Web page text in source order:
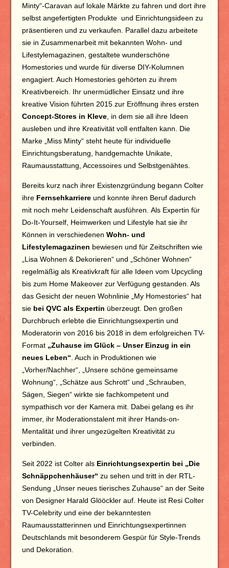
Minty“-Caravan auf lokale Märkte zu fahren und dort ihre
selbst angefertigten Produkte und Einrichtungsideen zu
präsentieren und zu verkaufen. Parallel dazu arbeitete
sie in Zusammenarbeit mit bekannten Wohn- und
Lifestylemagazinen, gestaltete wunderschöne
Homestories und wurde für diverse DIY-Kolumnen
engagiert. Auch Homestories gehörten zu ihrem
Kreativbereich. Ihr unermüdlicher Einsatz und ihre
kreative Vision führten 2015 zur Eröffnung ihres ersten
Concept-Stores in Kleve, in dem sie all ihre Ideen
ausleben und ihre Kreativität voll entfalten kann. Die
Marke „Miss Minty“ steht heute für individuelle
Einrichtungsberatung, handgemachte Unikate,
Raumausstattung, Accessoires und Selbstgenähtes.
Bereits kurz nach ihrer Existenzgründung begann Colter
ihre Fernsehkarriereund konnte ihren Beruf dadurch
mit noch mehr Leidenschaft ausführen. Als Expertin für
Do-It-Yourself, Heimwerken und Lifestyle hat sie ihr
Können in verschiedenen Wohn- und
Lifestylemagazinen bewiesen und für Zeitschriften wie
„Lisa Wohnen & Dekorieren“ und „Schöner Wohnen“
regelmäßig als Kreativkraft für alle Ideen vom Upcycling
bis zum Home Makeover zur Verfügung gestanden. Als
das Gesicht der neuen Wohnlinie „My Homestories“ hat
sie bei QVC als Expertin überzeugt. Den großen
Durchbruch erlebte die Einrichtungsexpertin und
Moderatorin von 2016 bis 2018 in dem erfolgreichen TV-
Format „Zuhause im Glück – Unser Einzug in ein
neues Leben“ . Auch in Produktionen wie
„Vorher/Nachher“, „Unsere schöne gemeinsame
Wohnung“, „Schätze aus Schrott“ und „Schrauben,
Sägen, Siegen“ wirkte sie fachkompetent und
sympathisch vor der Kamera mit. Dabei gelang es ihr
immer, ihr Moderationstalent mit ihrer Hands-on-
Mentalität und ihrer ungezügelten Kreativität zu
verbinden.
Seit 2022 ist Colter als Einrichtungsexpertin bei „Die
Schnäppchenhäuser“ zu sehen und tritt in der RTL-
Sendung „Unser neues tierisches Zuhause“ an der Seite
von Designer Harald Glööckler auf. Heute ist Resi Colter
TV-Celebrity und eine der bekanntesten
Raumausstatterinnen und Einrichtungsexpertinnen
Deutschlands mit besonderem Gespür für Style-Trends
und Dekoration.